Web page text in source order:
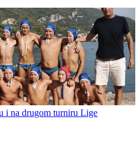
i na drugom turniru Lige